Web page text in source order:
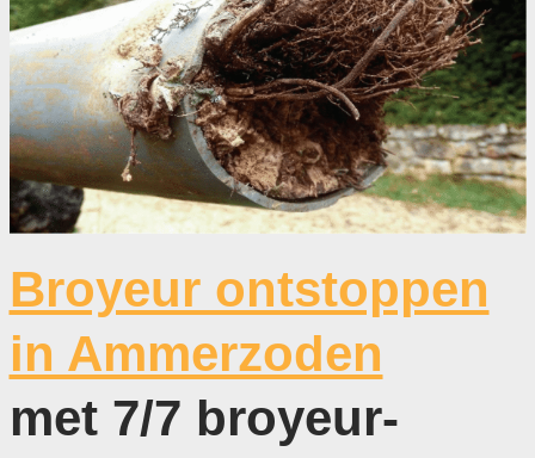
Broyeur ontstoppen
in Ammerzoden
met 7/7 broyeur-